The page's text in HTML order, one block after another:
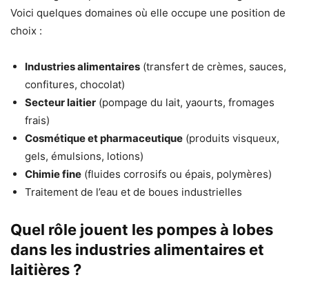
Voici quelques domaines où elle occupe une position de
choix :
Industries alimentaires (transfert de crèmes, sauces,
confitures, chocolat)
Secteur laitier (pompage du lait, yaourts, fromages
frais)
Cosmétique et pharmaceutique (produits visqueux,
gels, émulsions, lotions)
Chimie fine (fluides corrosifs ou épais, polymères)
Traitement de l’eau et de boues industrielles
Quel rôle jouent les pompes à lobes
dans les industries alimentaires et
laitières ?